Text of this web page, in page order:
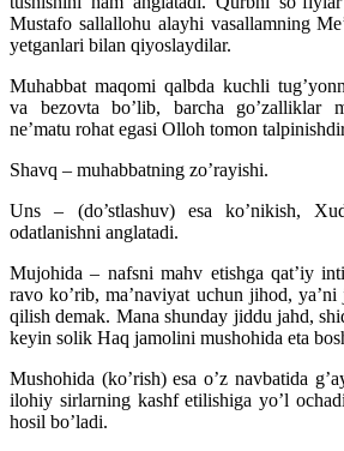
Mustafo sallallohu alayhi vasallamning
yetganlari bilan qiyoslaydilar.
Muhabbat maqomi qalbda kuchli
va bezovta bo’lib, barcha go’zalliklar
ne’matu rohat egasi Olloh tomon
Shavq – muhabbatning zo’rayishi.
Uns – (do’stlashuv) esa ko’nikish,
odatlanishni anglatadi.
Mujohida – nafsni mahv etishga qat’iy
ravo ko’rib, ma’naviyat uchun jihod, ya’ni
qilish demak. Mana shunday jiddu jahd,
keyin solik Haq jamolini mushohida eta
Mushohida (ko’rish) esa o’z navbatida
ilohiy sirlarning kashf etilishiga yo’l
hosil bo’ladi.